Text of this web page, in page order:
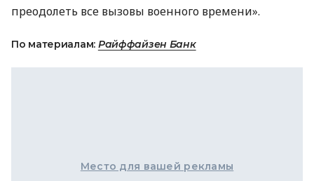
преодолеть все вызовы военного времени».
По материалам: Райффайзен Банк
Место для вашей рекламы